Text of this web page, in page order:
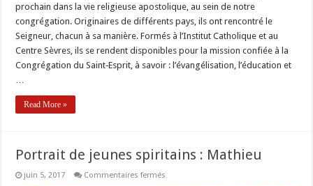
prochain dans la vie religieuse apostolique, au sein de notre
congrégation. Originaires de différents pays, ils ont rencontré le
Seigneur, chacun à sa manière. Formés à l’Institut Catholique et au
Centre Sèvres, ils se rendent disponibles pour la mission confiée à la
Congrégation du Saint‐Esprit, à savoir : l’évangélisation, l’éducation et
Read More »
Portrait de jeunes spiritains : Mathieu
juin 5, 2017 Commentaires fermés